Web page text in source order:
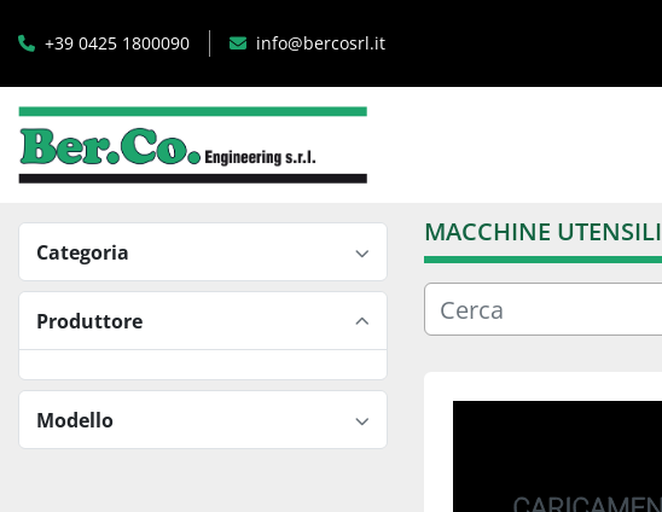
+39 0425 1800090 info@bercosrl.it
Categoria
Produttore
Modello
MACCHINE UTENSILI